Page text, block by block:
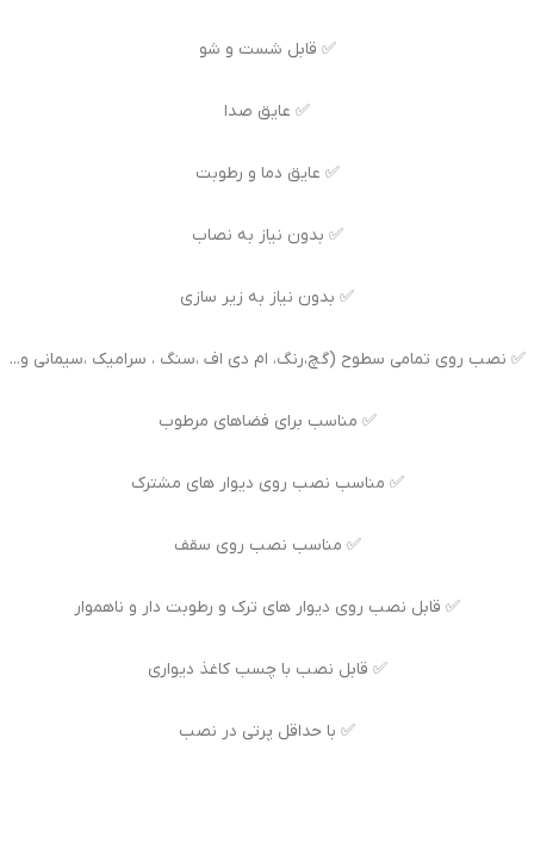
✅ قابل شست و شو
✅ عایق صدا
✅ عایق دما و رطوبت
✅ بدون نیاز به نصاب
✅ بدون نیاز به زیر سازی
✅ نصب روی تمامی سطوح (گچ،رنگ، ام دی اف ،سنگ ، سرامیک ،سیمانی و...
✅ مناسب برای فضاهای مرطوب
✅ مناسب نصب روی دیوار های مشترک
✅ مناسب نصب روی سقف
✅ قابل نصب روی دیوار های ترک و رطوبت دار و ناهموار
✅ قابل نصب با چسب کاغذ دیواری
✅ با حداقل پرتی در نصب